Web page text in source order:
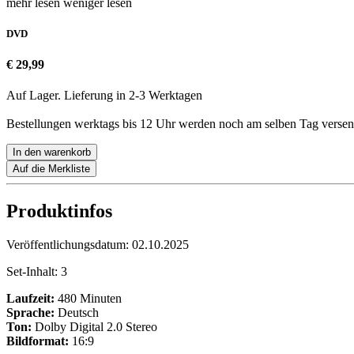
DVD
€ 29,99
Auf Lager. Lieferung in 2-3 Werktagen
Bestellungen werktags bis 12 Uhr werden noch am selben Tag
In den warenkorb
Auf die Merkliste
Produktinfos
Veröffentlichungsdatum: 02.10.2025
Set-Inhalt: 3
Laufzeit: 480 Minuten
Sprache: Deutsch
Ton: Dolby Digital 2.0 Stereo
Bildformat: 16:9